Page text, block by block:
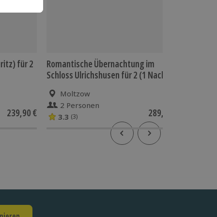
für 2
239,90 €
Romantische Übernachtung im
Schloss Ulrichshusen für 2 (1 Nacht)
Moltzow
2 Personen
3.3 (3) 289,90 €